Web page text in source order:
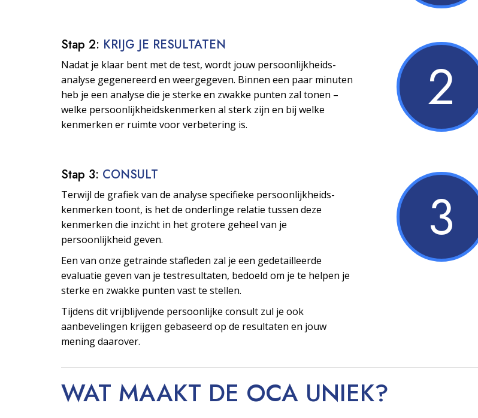
Stap 2: KRIJG JE RESULTATEN
Nadat je klaar bent met de test, wordt jouw persoonlijkheids­
analyse gegenereerd en weergegeven. Binnen een paar minuten
heb je een analyse die je sterke en zwakke punten zal tonen –
welke persoonlijkheids­kenmerken al sterk zijn en bij welke
kenmerken er ruimte voor verbetering is.
2
Stap 3: CONSULT
Terwijl de grafiek van de analyse specifieke persoonlijkheids­
kenmerken toont, is het de onderlinge relatie tussen deze
kenmerken die inzicht in het grotere geheel van je
persoonlijkheid geven.
Een van onze getrainde stafleden zal je een gedetailleerde
evaluatie geven van je testresultaten, bedoeld om je te helpen je
sterke en zwakke punten vast te stellen.
Tijdens dit vrijblijvende persoonlijke consult zul je ook
aanbevelingen krijgen gebaseerd op de resultaten en jouw
mening daarover.
3
WAT MAAKT DE OCA UNIEK?